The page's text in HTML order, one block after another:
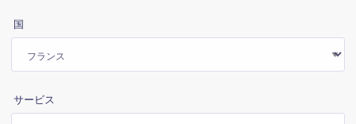
国
サービス